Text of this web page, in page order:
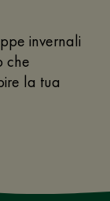
invernali
che
la tua